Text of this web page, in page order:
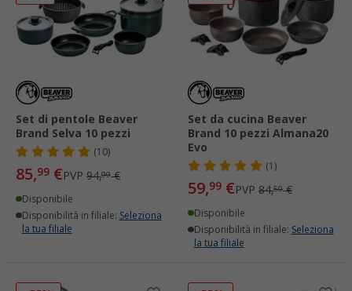
Set di pentole Beaver
Brand Selva 10 pezzi
(10)
85,99 €PVP 94,99€
Disponibile
Disponibilità in filiale: Seleziona
la tua filiale
Set da cucina Beaver
Brand 10 pezzi Almana20
Evo
(1)
59,99 €PVP 84,50€
Disponibile
Disponibilità in filiale: Seleziona
la tua filiale